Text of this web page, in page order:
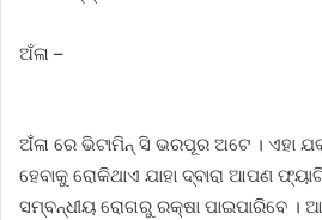
ଅଁଳା –
ଅଁଳା ରେ ଭିଟାମିନ୍ ସି ଭରପୂର ଅଟେ । ଏହା
ହେବାକୁ ରୋକିଥାଏ ଯାହା ଦ୍ବାରା ଆପଣ
ସମ୍ବନ୍ଧୀୟ ରୋଗରୁ ରକ୍ଷା ପାଇପାରିବେ ।